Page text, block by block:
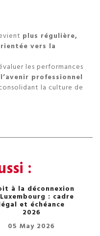
plus régulière,
vers la
les performances
professionnel
la culture de
:
à la déconnexion
: cadre
et échéance
2026
05 May 2026